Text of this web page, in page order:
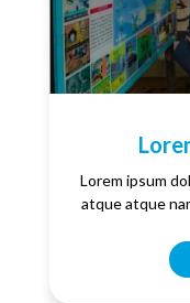
Lorem ipsum
atque atque